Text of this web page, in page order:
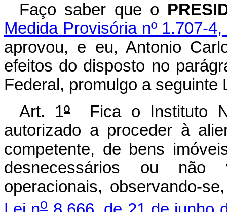
Faço saber que o
Medida Provisória nº 1.707-
aprovou, e eu, Antonio
efeitos do disposto no
Federal, promulgo a seguinte
Art. 1ºFica o Instituto
autorizado a proceder à
competente, de bens
desnecessários ou não
operacionais, observando-
o